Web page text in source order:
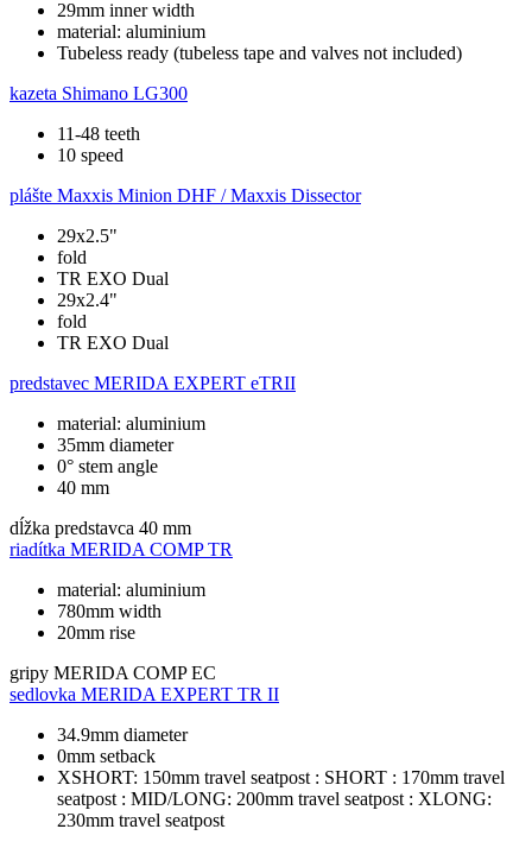
29mm inner width
material: aluminium
Tubeless ready (tubeless tape and valves not included)
kazeta Shimano LG300
11-48 teeth
10 speed
plášte Maxxis Minion DHF / Maxxis Dissector
29x2.5"
fold
TR EXO Dual
29x2.4"
fold
TR EXO Dual
predstavec MERIDA EXPERT eTRII
material: aluminium
35mm diameter
0° stem angle
40 mm
dĺžka predstavca 40 mm
riadítka MERIDA COMP TR
material: aluminium
780mm width
20mm rise
gripy MERIDA COMP EC
sedlovka MERIDA EXPERT TR II
34.9mm diameter
0mm setback
XSHORT: 150mm travel seatpost : SHORT : 170mm travel
seatpost : MID/LONG: 200mm travel seatpost : XLONG:
230mm travel seatpost